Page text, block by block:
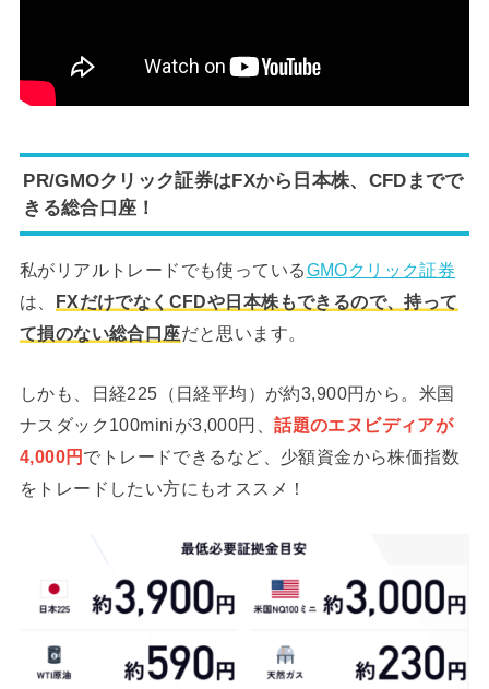
PR/GMOクリック証券はFXから日本株、CFDまでで
きる総合口座！
私がリアルトレードでも使っているGMOクリック証券
は、 FXだけでなくCFDや日本株もできるので、持って
て損のない総合口座だと思います。
しかも、日経225（日経平均）が約3,900円から。米国
ナスダック100miniが3,000円、話題のエヌビディアが
4,000円 でトレードできるなど、少額資金から株価指数
をトレードしたい方にもオススメ！